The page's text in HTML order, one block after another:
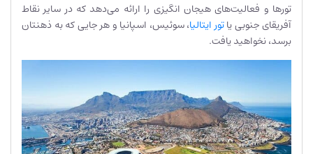
تورها و فعالیت‌های هیجان انگیزی را ارائه می‌دهد که در سایر نقاط
آفریقای جنوبی یاتور ایتالیا، سوئیس، اسپانیا و هر جایی که به ذهنتان
برسد، نخواهید یافت.